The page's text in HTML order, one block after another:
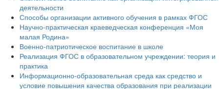
деятельности
Способы организации активного обучения в рамках ФГОС
Научно-практическая краеведческая конференция «Моя
малая Родина»
Военно-патриотическое воспитание в школе
Реализация ФГОС в образовательном учреждении: теория и
практика
Информационно-образовательная среда как средство и
условие повышения качества образования при реализации